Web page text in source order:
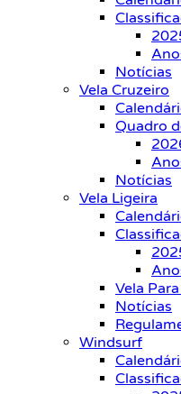
Notícias
Vela Cruzeiro
Quadro
Notícias
Vela Ligeira
Vela
Notícias
Windsurf